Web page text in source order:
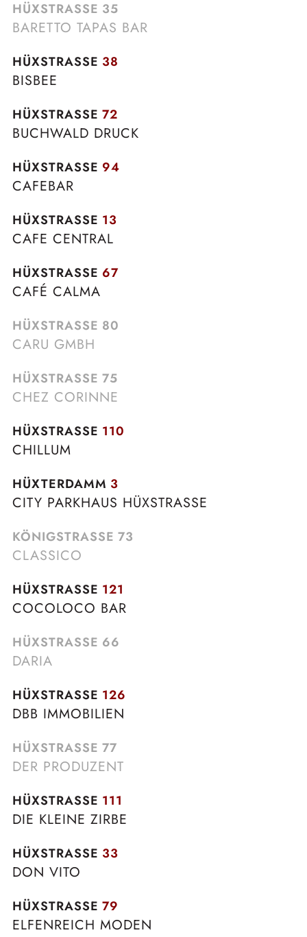
HÜXSTRASSE 35
BARETTO TAPAS BAR
HÜXSTRASSE 38
BISBEE
HÜXSTRASSE 72
BUCHWALD DRUCK
HÜXSTRASSE 94
CAFEBAR
HÜXSTRASSE 13
CAFE CENTRAL
HÜXSTRASSE 67
CAFÉ CALMA
HÜXSTRASSE 80
CARU GMBH
HÜXSTRASSE 75
CHEZ CORINNE
HÜXSTRASSE 110
CHILLUM
HÜXTERDAMM 3
CITY PARKHAUS HÜXSTRASSE
KÖNIGSTRASSE 73
CLASSICO
HÜXSTRASSE 121
COCOLOCO BAR
HÜXSTRASSE 66
DARIA
HÜXSTRASSE 126
DBB IMMOBILIEN
HÜXSTRASSE 77
DER PRODUZENT
HÜXSTRASSE 111
DIE KLEINE ZIRBE
HÜXSTRASSE 33
DON VITO
HÜXSTRASSE 79
ELFENREICH MODEN